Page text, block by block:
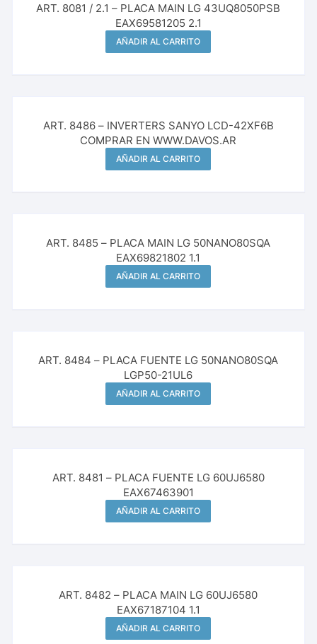
ART. 8081 / 2.1 – PLACA MAIN LG 43UQ8050PSB
EAX69581205 2.1
AÑADIR AL CARRITO
ART. 8486 – INVERTERS SANYO LCD-42XF6B
COMPRAR EN WWW.DAVOS.AR
AÑADIR AL CARRITO
ART. 8485 – PLACA MAIN LG 50NANO80SQA
EAX69821802 1.1
AÑADIR AL CARRITO
ART. 8484 – PLACA FUENTE LG 50NANO80SQA
LGP50-21UL6
AÑADIR AL CARRITO
ART. 8481 – PLACA FUENTE LG 60UJ6580
EAX67463901
AÑADIR AL CARRITO
ART. 8482 – PLACA MAIN LG 60UJ6580
EAX67187104 1.1
AÑADIR AL CARRITO